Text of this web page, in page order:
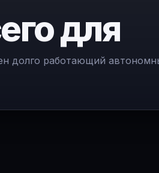
для
долго работающий